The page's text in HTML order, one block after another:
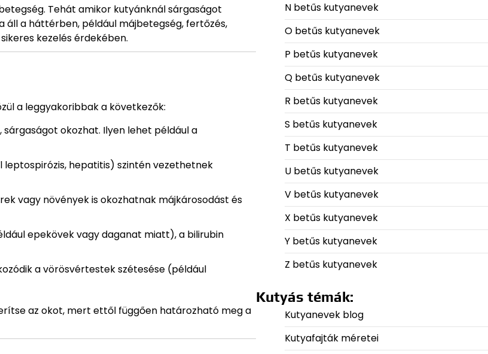
Tehát amikor kutyánknál sárgaságot
áll a háttérben, például májbetegség, fertőzés,
kezelés érdekében.
a leggyakoribbak a következők:
okozhat. Ilyen lehet például a
leptospirózis, hepatitis) szintén vezethetnek
vagy növények is okozhatnak májkárosodást és
epekövek vagy daganat miatt), a bilirubin
a vörösvértestek szétesése (például
az okot, mert ettől függően határozható meg a
N betűs kutyanevek
O betűs kutyanevek
P betűs kutyanevek
Q betűs kutyanevek
R betűs kutyanevek
S betűs kutyanevek
T betűs kutyanevek
U betűs kutyanevek
V betűs kutyanevek
X betűs kutyanevek
Y betűs kutyanevek
Z betűs kutyanevek
Kutyás témák:
Kutyanevek blog
Kutyafajták méretei